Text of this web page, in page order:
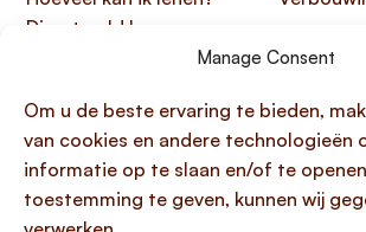
Manage Consent
Om u de beste ervaring te bieden,
van cookies en andere technologieën
informatie op te slaan en/of te
toestemming te geven, kunnen wij
Direct geld lenen
Over ons
Klantenservice
Kennisbank
HTML sitemap
3528 BJ
KvK
AFM